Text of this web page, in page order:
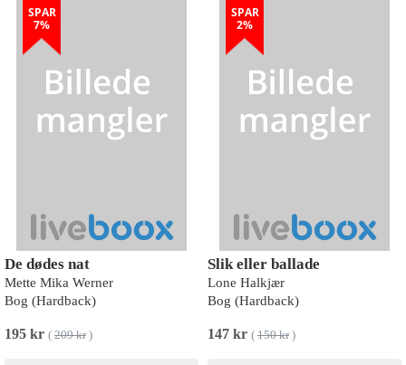
SPAR
7%
De dødes nat
Mette Mika Werner
Bog (Hardback)
195 kr ( 209 kr)
SPAR
2%
Slik eller ballade
Lone Halkjær
Bog (Hardback)
147 kr ( 150 kr)